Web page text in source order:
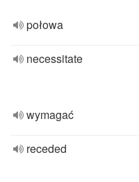
połowa
necessitate
wymagać
receded